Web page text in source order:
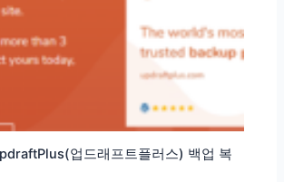
업드래프트플러스) 백업 복